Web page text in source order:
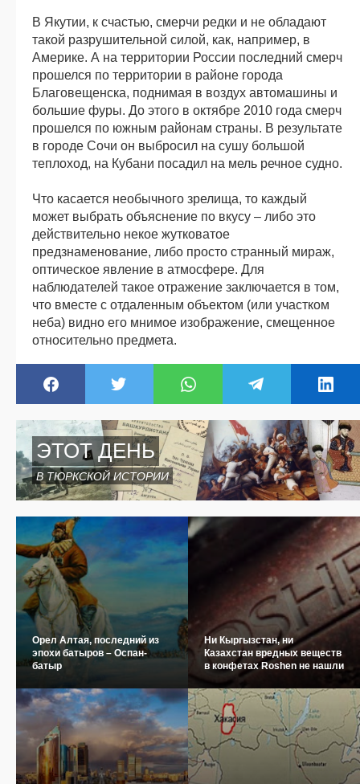
В Якутии, к счастью, смерчи редки и не обладают
такой разрушительной силой, как, например, в
Америке. А на территории России последний смерч
прошелся по территории в районе города
Благовещенска, поднимая в воздух автомашины и
большие фуры. До этого в октябре 2010 года смерч
прошелся по южным районам страны. В результате
в городе Сочи он выбросил на сушу большой
теплоход, на Кубани посадил на мель речное судно.
Что касается необычного зрелища, то каждый
может выбрать объяснение по вкусу – либо это
действительно некое жутковатое
предзнаменование, либо просто странный мираж,
оптическое явление в атмосфере. Для
наблюдателей такое отражение заключается в том,
что вместе с отдаленным объектом (или участком
неба) видно его мнимое изображение, смещенное
относительно предмета.
ЭТОТ ДЕНЬ
В ТЮРКСКОЙ ИСТОРИИ
Орел Алтая, последний из
эпохи батыров – Оспан-
батыр
Ни Кыргызстан, ни
Казахстан вредных веществ
в конфетах Roshen не нашли